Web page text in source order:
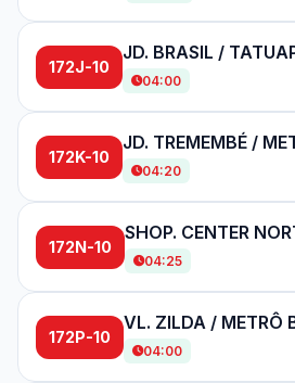
172J-10
JD. BRASIL /
04:00
172K-10
04:20
172N-10
04:25
172P-10
VL. ZILDA / METRÔ
04:00